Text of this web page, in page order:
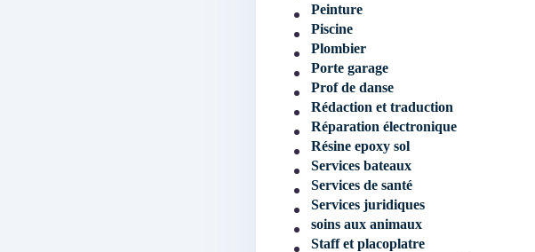
Peinture
Piscine
Plombier
Porte garage
Prof de danse
Rédaction et traduction
Réparation électronique
Résine epoxy sol
Services bateaux
Services de santé
Services juridiques
soins aux animaux
Staff et placoplatre